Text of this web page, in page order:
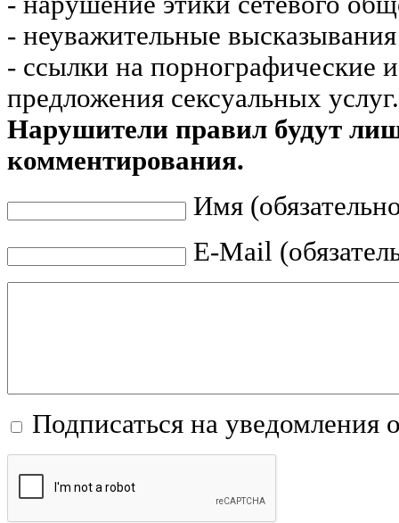
- неуважительные
- ссылки на порнографические
предложения сексуальных услуг.
Нарушители правил будут
комментирования.
Имя
E-Mail
Подписаться на уведомления